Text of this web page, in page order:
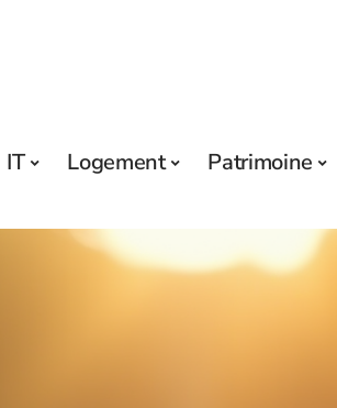
IT Logement Patrimoine